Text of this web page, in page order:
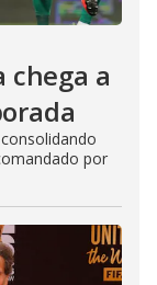
chega a
por